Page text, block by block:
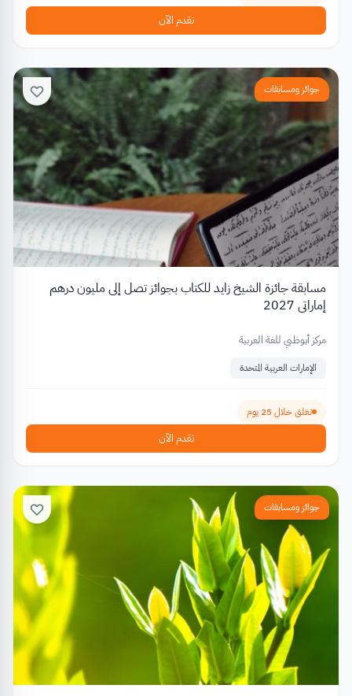
تقدم الآن
جوائز ومسابقات
مسابقة جائزة الشيخ زايد للكتاب بجوائز تصل إلى مليون درهم
إماراتي 2027
مركز أبوظبي للغة العربية
الإمارات العربية المتحدة
تغلق خلال 25 يوم
تقدم الآن
جوائز ومسابقات